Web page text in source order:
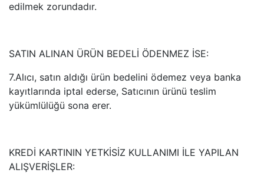
edilmek zorundadır.
SATIN ALINAN ÜRÜN BEDELİ ÖDENMEZ İSE:
7.Alıcı, satın aldığı ürün bedelini ödemez veya banka
kayıtlarında iptal ederse, Satıcının ürünü teslim
yükümlülüğü sona erer.
KREDİ KARTININ YETKİSİZ KULLANIMI İLE YAPILAN
ALIŞVERİŞLER: